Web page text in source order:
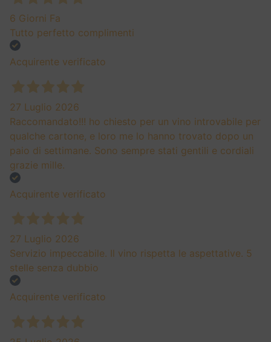
6 Giorni Fa
Tutto perfetto complimenti
Acquirente verificato
27 Luglio 2026
Raccomandato!!! ho chiesto per un vino introvabile per
qualche cartone, e loro me lo hanno trovato dopo un
paio di settimane. Sono sempre stati gentili e cordiali
grazie mille.
Acquirente verificato
27 Luglio 2026
Servizio impeccabile. Il vino rispetta le aspettative. 5
stelle senza dubbio
Acquirente verificato